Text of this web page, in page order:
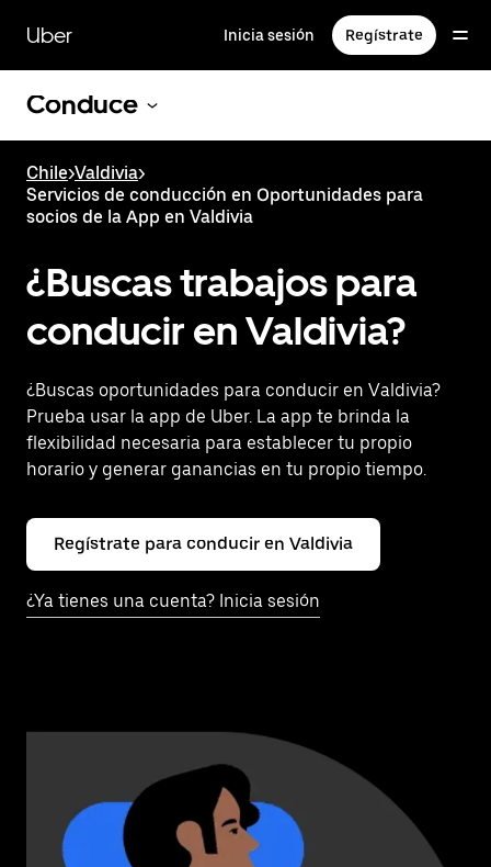
contenido
principal
Uber Inicia sesión Regístrate
Conduce
Chile>Valdivia>
Servicios de conducción en Oportunidades para
socios de la App en Valdivia
¿Buscas trabajos para
conducir en Valdivia?
¿Buscas oportunidades para conducir en Valdivia?
Prueba usar la app de Uber. La app te brinda la
flexibilidad necesaria para establecer tu propio
horario y generar ganancias en tu propio tiempo.
Regístrate para conducir en Valdivia
¿Ya tienes una cuenta? Inicia sesión